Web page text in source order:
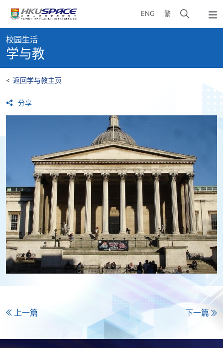
content
ENG 繁
开
弹
出
content
start
校园生活
学与教
< 返回学与教主页
分享
上一篇 下一篇